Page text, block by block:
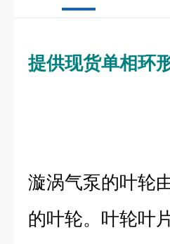
提供现货单相环
漩涡气泵的叶轮
的叶轮。叶轮叶